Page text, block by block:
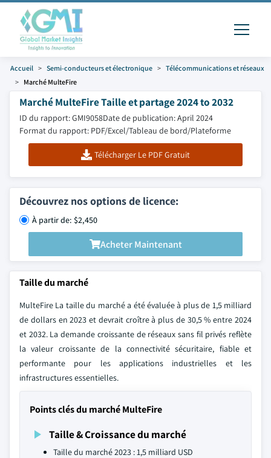
Accueil Semi-conducteurs et électronique
Télécommunications et réseaux
Marché MulteFire
Marché MulteFire Taille et partage 2024 to 2032
ID du rapport: GMI9058Date de publication: April 2024
Format du rapport: PDF/Excel/Tableau de bord/Plateforme
Télécharger Le PDF Gratuit
Découvrez nos options de licence:
À partir de: $2,450
Acheter Maintenant
Taille du marché
MulteFire La taille du marché a été évaluée à plus de 1,5 milliard
de dollars en 2023 et devrait croître à plus de 30,5 % entre 2024
et 2032. La demande croissante de réseaux sans fil privés reflète
la valeur croissante de la connectivité sécuritaire, fiable et
performante pour les applications industrielles et les
infrastructures essentielles.
Points clés du marché MulteFire
Taille & Croissance du marché
Taille du marché 2023 : 1,5 milliard USD